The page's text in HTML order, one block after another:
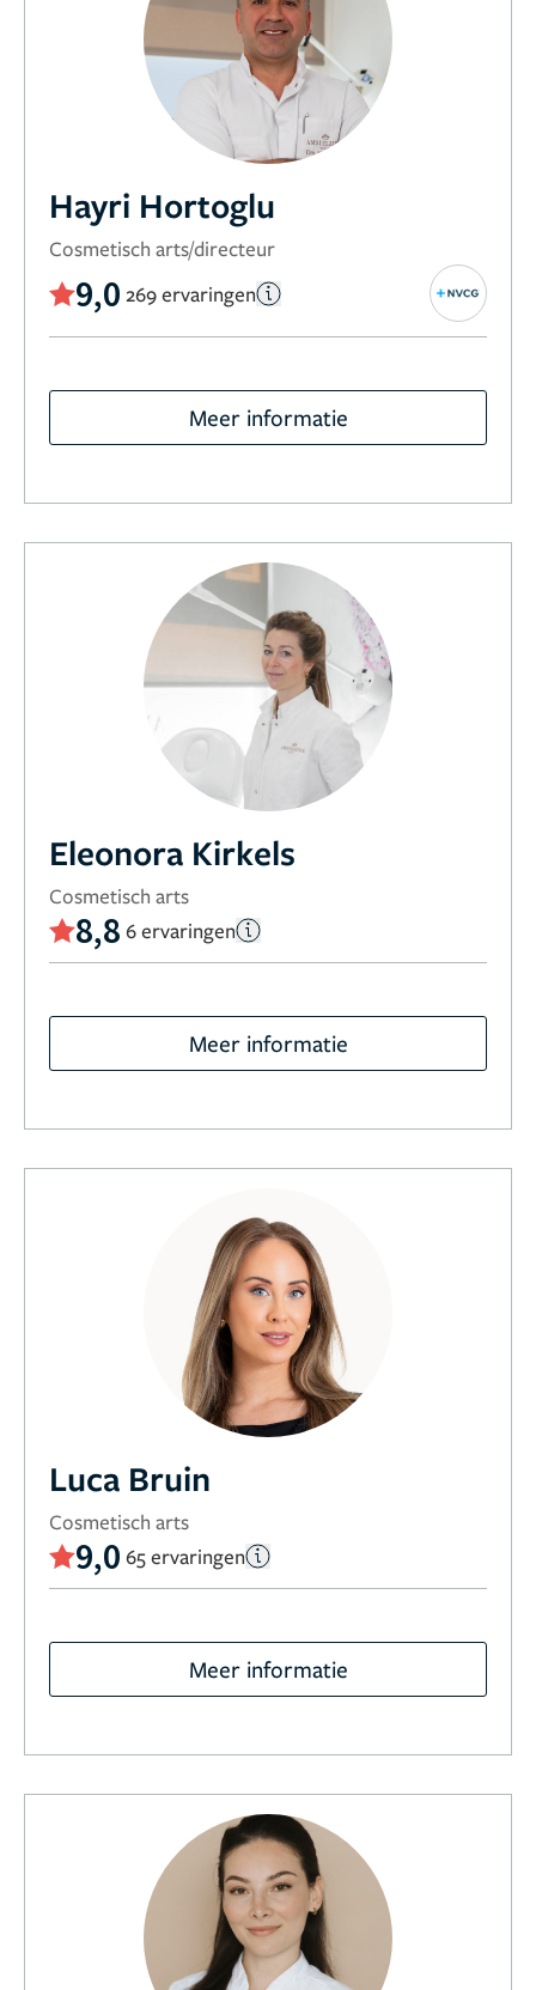
Hayri Hortoglu
Cosmetisch arts/directeur
9,0 269 ervaringen
Meer informatie
Eleonora Kirkels
Cosmetisch arts
8,8 6 ervaringen
Meer informatie
Luca Bruin
Cosmetisch arts
9,0 65 ervaringen
Meer informatie